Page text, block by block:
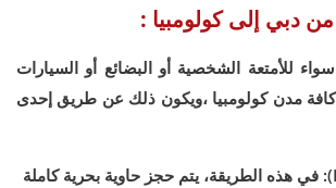
دبي إلى كولومبيا :
للأمتعة الشخصية أو البضائع أو السيارات
مدن كولومبيا ،ويكون ذلك عن طريق إحدى
الشحن الكامل (FCL): في هذه الطريقة، يتم حجز حاوية بحرية كاملة